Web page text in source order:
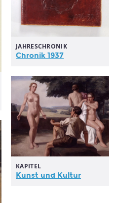
JAHRESCHRONIK
Chronik 1937
KAPITEL
Kunst und Kultur